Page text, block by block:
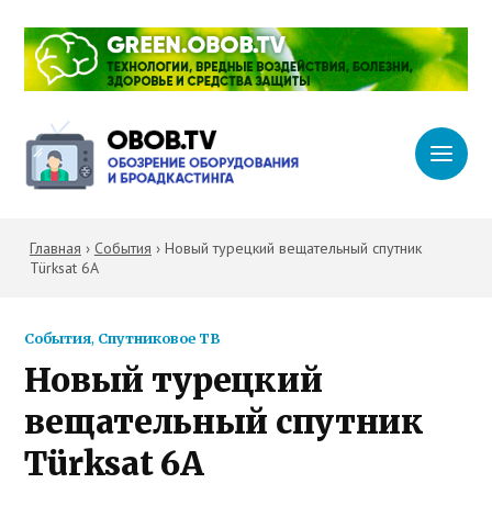
Главная › События › Новый турецкий вещательный спутник
Türksat 6A
События, Спутниковое ТВ
Новый турецкий
вещательный спутник
Türksat 6A